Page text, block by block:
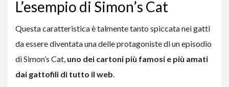
L’esempio di Simon’s Cat
Questa caratteristica è talmente tanto spiccata nei gatti
da essere diventata una delle protagoniste di un episodio
di Simon’s Cat, uno dei cartoni più famosi e più amati
dai gattofili di tutto il web.